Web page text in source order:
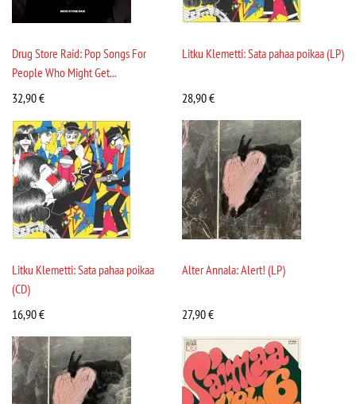
Drug Store Raid: Pop Songs For
People Who Might Get...
32,90€
Litku Klemetti: Sata pahaa poikaa (LP)
28,90€
Litku Klemetti: Sata pahaa poikaa
(CD)
16,90€
Alter Annala: Alert! (LP)
27,90€